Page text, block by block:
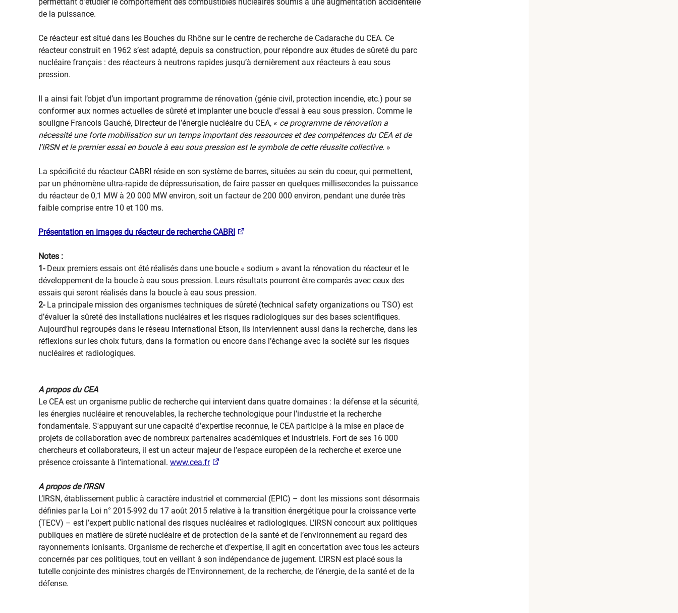
de la puissance.
Ce réacteur est situé dans les Bouches du Rhône sur le centre de recherche de Cadarache du CEA. Ce
réacteur construit en 1962 s’est adapté, depuis sa construction, pour répondre aux études de sûreté du parc
nucléaire français : des réacteurs à neutrons rapides jusqu’à dernièrement aux réacteurs à eau sous
pression.
Il a ainsi fait l’objet d’un important programme de rénovation (génie civil, protection incendie, etc.) pour se
conformer aux normes actuelles de sûreté et implanter une boucle d’essai à eau sous pression. Comme le
souligne Francois Gauché, Directeur de l’énergie nucléaire du CEA, « ce programme de rénovation a
nécessité une forte mobilisation sur un temps important des ressources et des compétences du CEA et de
l’IRSN et le premier essai en boucle à eau sous pression est le symbole de cette réussite collective. »
La spécificité du réacteur CABRI réside en son système de barres, situées au sein du coeur, qui permettent,
par un phénomène ultra-rapide de dépressurisation, de faire passer en quelques millisecondes la puissance
du réacteur de 0,1 MW à 20 000 MW environ, soit un facteur de 200 000 environ, pendant une durée très
faible comprise entre 10 et 100 ms.
Présentation en images du réacteur de recherche CABRI
Notes :
1-Deux premiers essais ont été réalisés dans une boucle « sodium » avant la rénovation du réacteur et le
développement de la boucle à eau sous pression. Leurs résultats pourront être comparés avec ceux des
essais qui seront réalisés dans la boucle à eau sous pression.
2-La principale mission des organismes techniques de sûreté (technical safety organizations ou TSO) est
d’évaluer la sûreté des installations nucléaires et les risques radiologiques sur des bases scientifiques.
Aujourd’hui regroupés dans le réseau international Etson, ils interviennent aussi dans la recherche, dans les
réflexions sur les choix futurs, dans la formation ou encore dans l’échange avec la société sur les risques
nucléaires et radiologiques.
A propos du CEA
Le CEA est un organisme public de recherche qui intervient dans quatre domaines : la défense et la sécurité,
les énergies nucléaire et renouvelables, la recherche technologique pour l’industrie et la recherche
fondamentale. S'appuyant sur une capacité d'expertise reconnue, le CEA participe à la mise en place de
projets de collaboration avec de nombreux partenaires académiques et industriels. Fort de ses 16 000
chercheurs et collaborateurs, il est un acteur majeur de l’espace européen de la recherche et exerce une
présence croissante à l'international. www.cea.fr
A propos de l’IRSN
L’IRSN, établissement public à caractère industriel et commercial (EPIC) – dont les missions sont désormais
définies par la Loi n° 2015-992 du 17 août 2015 relative à la transition énergétique pour la croissance verte
(TECV) – est l’expert public national des risques nucléaires et radiologiques. L’IRSN concourt aux politiques
publiques en matière de sûreté nucléaire et de protection de la santé et de l’environnement au regard des
rayonnements ionisants. Organisme de recherche et d’expertise, il agit en concertation avec tous les acteurs
concernés par ces politiques, tout en veillant à son indépendance de jugement. L’IRSN est placé sous la
tutelle conjointe des ministres chargés de l’Environnement, de la recherche, de l’énergie, de la santé et de la
défense.